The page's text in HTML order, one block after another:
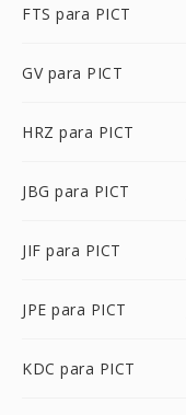
FTS para PICT
GV para PICT
HRZ para PICT
JBG para PICT
JIF para PICT
JPE para PICT
KDC para PICT